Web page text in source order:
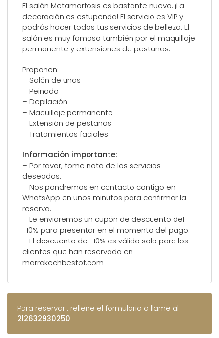
El salón Metamorfosis es bastante nuevo. ¡La
decoración es estupenda! El servicio es VIP y
podrás hacer todos tus servicios de belleza. El
salón es muy famoso también por el maquillaje
permanente y extensiones de pestañas.
Proponen:
– Salón de uñas
– Peinado
– Depilación
– Maquillaje permanente
– Extensión de pestañas
– Tratamientos faciales
Información importante:
– Por favor, tome nota de los servicios
deseados.
– Nos pondremos en contacto contigo en
WhatsApp en unos minutos para confirmar la
reserva.
– Le enviaremos un cupón de descuento del
-10% para presentar en el momento del pago.
– El descuento de -10% es válido solo para los
clientes que han reservado en
marrakechbestof.com
Para reservar : rellene el formulario o llame al
212632930250